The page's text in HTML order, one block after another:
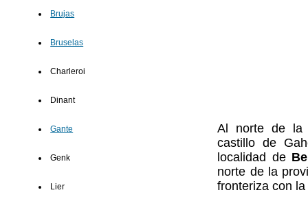
Brujas
Bruselas
Charleroi
Dinant
Gante
Genk
Lier
Al norte de la
castillo de
localidad de
norte de la
fronteriza con